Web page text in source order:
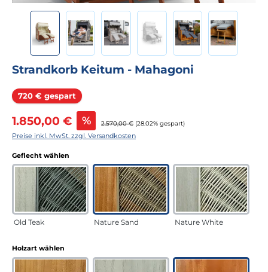
Strandkorb Keitum - Mahagoni
720 € gespart Rabatt
Verkaufspreis:
1.850,00 € % Regulärer Preis:
2.570,00 € (28.02% gespart)
Preise inkl. MwSt. zzgl. Versandkosten
Geflecht wählen
Old Teak Nature Sand Nature White
Holzart wählen